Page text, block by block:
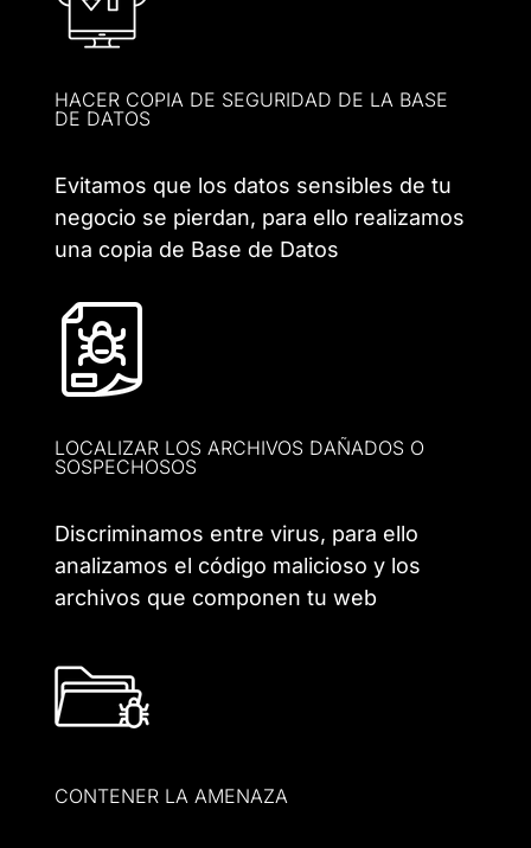
HACER COPIA DE SEGURIDAD DE LA BASE
DE DATOS
Evitamos que los datos sensibles de tu
negocio se pierdan, para ello realizamos
una copia de Base de Datos
LOCALIZAR LOS ARCHIVOS DAÑADOS O
SOSPECHOSOS
Discriminamos entre virus, para ello
analizamos el código malicioso y los
archivos que componen tu web
CONTENER LA AMENAZA